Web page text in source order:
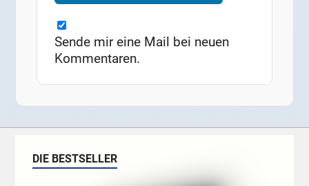
Sende mir eine Mail bei neuen
Kommentaren.
DIE BESTSELLER